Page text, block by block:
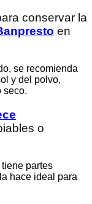
conservar la
en
se recomienda
y del polvo,
seco.
o
partes
hace ideal para